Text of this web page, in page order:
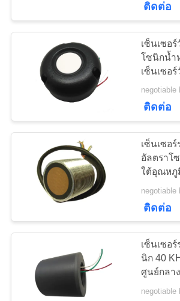
ควบคุม
คุณภาพ
ติดต่อ
ใบ
เสนอ
ราคา
Transducer ท
สะอาดอัลตราโ
เซ็นเซอร์ระดับ
โซนิก
ติดต่อ
เซ็นเซอ
โซนิกน้ำ
เซ็นเซอ
โซนิกพ
ติดต่อ
เซ็นเซอ
อัลตราโ
ใต้อุณหภู
กว้างขอ
ติดต่อ
เซ็นเซอ
นิก 40
ศูนย์กลา
โพลีเอส